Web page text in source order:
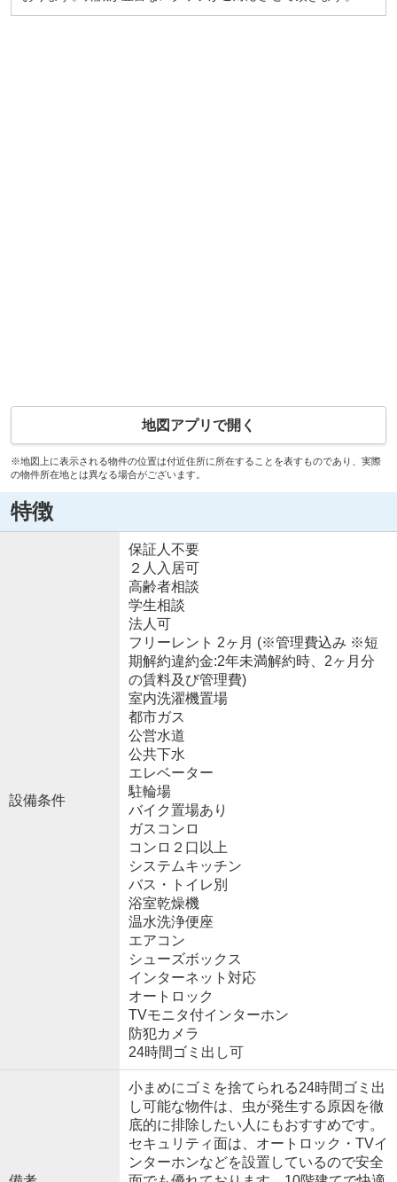
地図アプリで開く
※地図上に表示される物件の位置は付近住所に所在することを表すものであり、実際
の物件所在地とは異なる場合がございます。
特徴
設備条件
保証人不要
２人入居可
高齢者相談
学生相談
法人可
フリーレント 2ヶ月 (※管理費込み ※短
期解約違約金:2年未満解約時、2ヶ月分
の賃料及び管理費)
室内洗濯機置場
都市ガス
公営水道
公共下水
エレベーター
駐輪場
バイク置場あり
ガスコンロ
コンロ２口以上
システムキッチン
バス・トイレ別
浴室乾燥機
温水洗浄便座
エアコン
シューズボックス
インターネット対応
オートロック
TVモニタ付インターホン
防犯カメラ
24時間ゴミ出し可
小まめにゴミを捨てられる24時間ゴミ出
し可能な物件は、虫が発生する原因を徹
底的に排除したい人にもおすすめです。
セキュリティ面は、オートロック・TVイ
ンターホンなどを設置しているので安全